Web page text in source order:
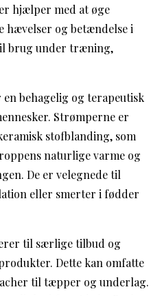
hjælper med at øge
og betændelse i
brug under træning,
behagelig og terapeutisk
Strømperne er
stofblanding, som
naturlige varme og
De er velegnede til
eller smerter i fødder
til særlige tilbud og
Dette kan omfatte
til tæpper og underlag.